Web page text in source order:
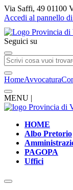
Via Saffi, 49
Accedi al pannello
Seguici su
HomeAvvocatura
MENU |
HOME
Albo Pretorio
PAGOPA
Uffici